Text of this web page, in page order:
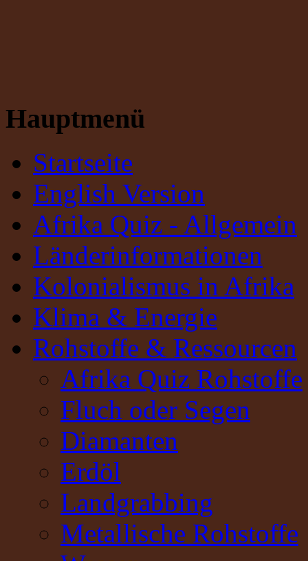
Hauptmenü
Startseite
English Version
Afrika Quiz - Allgemein
Länderinformationen
Kolonialismus in Afrika
Klima & Energie
Rohstoffe & Ressourcen
Afrika Quiz Rohstoffe
Fluch oder Segen
Diamanten
Erdöl
Landgrabbing
Metallische Rohstoffe